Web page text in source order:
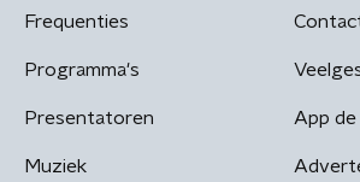
Frequenties
Programma's
Presentatoren
Muziek
App